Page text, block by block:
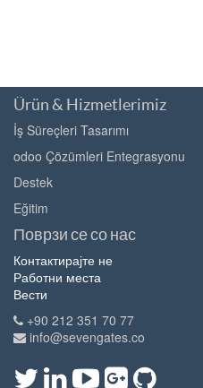
Ürün & Hizmetlerimiz
İş Süreçleri Tasarımı
odoo Çözümleri Entegrasyonu
Destek
Eğitim
Поврзи се со нас
Контактирајте не
Работни места
Вести
+90 212 351 70 77
info@sevengates.co